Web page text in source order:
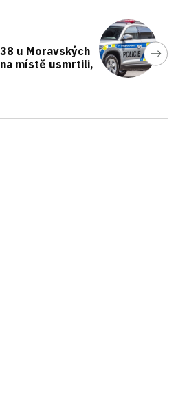
u Moravských
místě usmrtili,